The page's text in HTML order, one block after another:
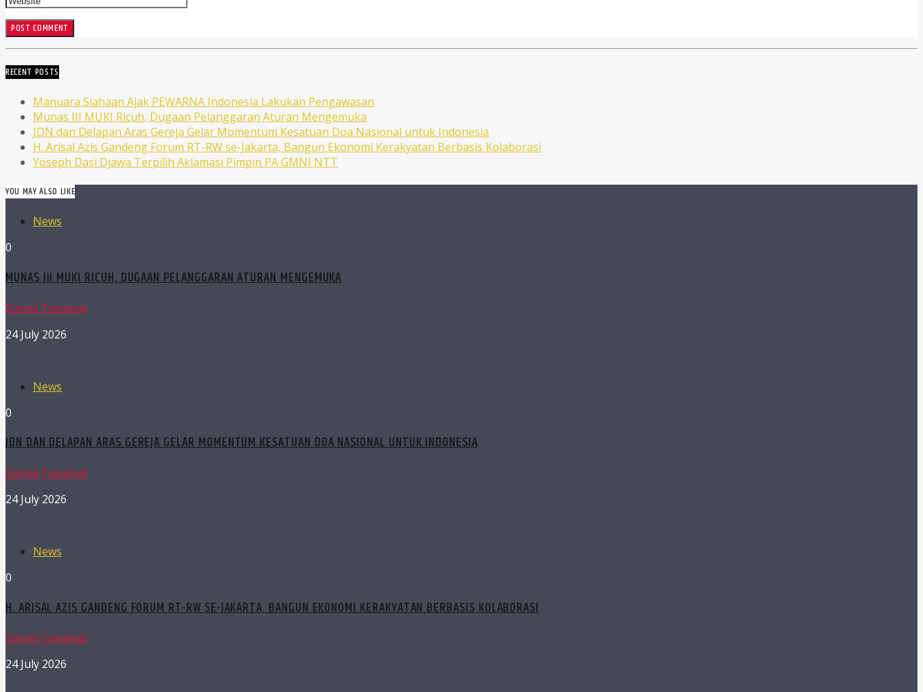
RECENT POSTS
Manuara Siahaan Ajak PEWARNA Indonesia Lakukan Pengawasan
Munas III MUKI Ricuh, Dugaan Pelanggaran Aturan Mengemuka
JDN dan Delapan Aras Gereja Gelar Momentum Kesatuan Doa Nasional untuk Indonesia
H. Arisal Azis Gandeng Forum RT-RW se-Jakarta, Bangun Ekonomi Kerakyatan Berbasis Kolaborasi
Yoseph Dasi Djawa Terpilih Aklamasi Pimpin PA GMNI NTT
YOU MAY ALSO LIKE
News
0
MUNAS III MUKI RICUH, DUGAAN PELANGGARAN ATURAN MENGEMUKA
Daniel Tanamal
24 July 2026
News
0
JDN DAN DELAPAN ARAS GEREJA GELAR MOMENTUM KESATUAN DOA NASIONAL UNTUK INDONESIA
Daniel Tanamal
24 July 2026
News
0
H. ARISAL AZIS GANDENG FORUM RT-RW SE-JAKARTA, BANGUN EKONOMI KERAKYATAN BERBASIS KOLABORASI
Daniel Tanamal
24 July 2026